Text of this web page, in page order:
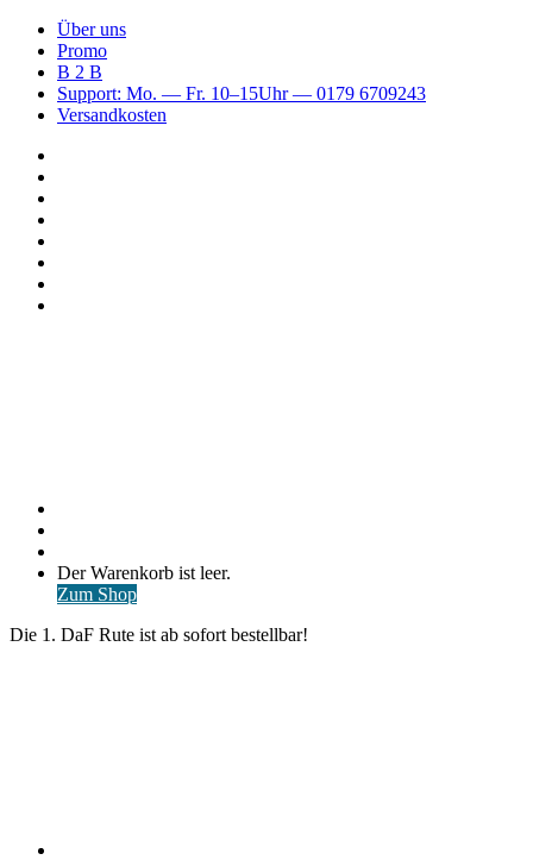
Über uns
Promo
B 2 B
Support: Mo. — Fr. 10–15Uhr — 0179 6709243
Versandkosten
Warenkorb
ansehen
Der Warenkorb ist leer.
Zum Shop
Die 1. DaF Rute ist ab sofort bestellbar!